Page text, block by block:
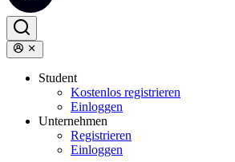
Student
Kostenlos registrieren
Einloggen
Unternehmen
Registrieren
Einloggen